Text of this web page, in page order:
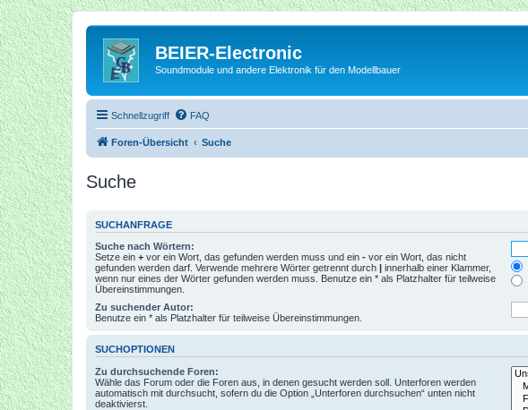
BEIER-Electronic
Soundmodule und andere Elektronik für den Modellbauer
Schnellzugriff FAQ
Foren-Übersicht Suche
Suche
SUCHANFRAGE
Suche nach Wörtern:
Setze ein + vor ein Wort, das gefunden werden muss und ein - vor ein Wort, das nicht
gefunden werden darf. Verwende mehrere Wörter getrennt durch | innerhalb einer Klammer,
wenn nur eines der Wörter gefunden werden muss. Benutze ein * als Platzhalter für teilweise
Übereinstimmungen.
Zu suchender Autor:
Benutze ein * als Platzhalter für teilweise Übereinstimmungen.
SUCHOPTIONEN
Zu durchsuchende Foren:
Wähle das Forum oder die Foren aus, in denen gesucht werden soll. Unterforen werden
automatisch mit durchsucht, sofern du die Option „Unterforen durchsuchen“ unten nicht
deaktivierst.